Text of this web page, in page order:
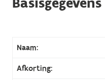
Naam:
Afkorting: